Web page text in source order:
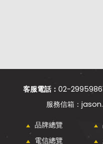
客服電話： 02-
品牌總覽
電信總覽